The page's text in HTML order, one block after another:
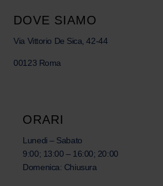
DOVE SIAMO
Via Vittorio De Sica, 42-44
00123 Roma
ORARI
Lunedi – Sabato
9:00; 13:00 – 16:00; 20:00
Domenica: Chiusura